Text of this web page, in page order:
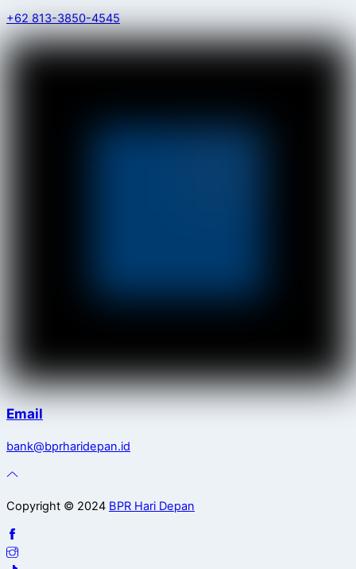
+62 813-3850-4545
Email
bank@bprharidepan.id
Copyright © 2024 BPR Hari Depan